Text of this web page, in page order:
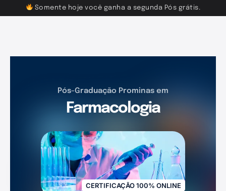
Somente hoje você ganha a segunda Pós grátis.
Pós-Graduação Prominas em
Farmacologia
CERTIFICAÇÃO 100% ONLINE